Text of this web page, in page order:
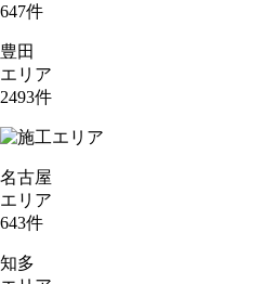
647件
豊田
エリア
2493件
名古屋
エリア
643件
知多